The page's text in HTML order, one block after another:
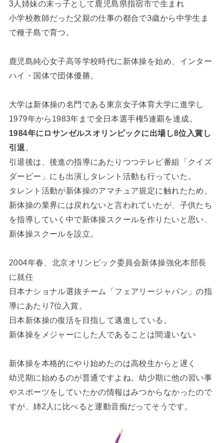
3人姉妹の末っ子として鹿児島県指宿市で生まれ
小学校教師だった父親の仕事の都合で3歳から中学生ま
で種子島で育つ。
鹿児島純心女子高等学校時代に新体操を始め、インター
ハイ・国体で団体優勝。
大学は新体操の名門である東京女子体育大学に進学し
1979年から1983年まで全日本選手権5連覇を達成。
1984年にロサンゼルスオリンピックに出場し8位入賞し
引退 。
引退後は、後進の指導にあたりつつテレビ番組「クイズ
ダービー」にも出演しタレント活動も行っていた。
タレント活動が新体操のアマチュア規定に触れたため、
新体操の業界には戻れないと言われていたが、子供たち
を指導していく中で新体操スクールを作りたいと思い、
新体操スクールを設立。
2004年春、北京オリンピック委員会新体操強化本部長
に就任
日本ナショナル選抜チーム「フェアリージャパン」の指
導にあたり7位入賞。
日本新体操の復活を目指して邁進している。
新体操をメジャーにした人であることは間違いない
新体操を本格的にやり始めたのは高校生からと遅く
幼児期に始めるのが普通ですよね。幼少期に他の習い事
やスポーツをしていたかの情報はみつからなかったので
すが、姉2人に比べると運動音痴だってそうです。